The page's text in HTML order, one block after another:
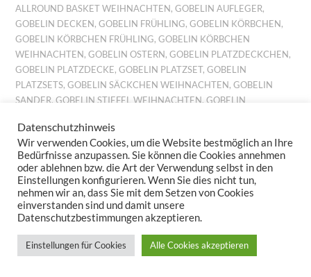
ALLROUND BASKET WEIHNACHTEN ,GOBELIN AUFLEGER,
GOBELIN DECKEN ,GOBELIN FRÜHLING,GOBELIN KÖRBCHEN ,
GOBELIN KÖRBCHEN FRÜHLING,GOBELIN KÖRBCHEN
WEIHNACHTEN ,GOBELIN OSTERN ,GOBELIN PLATZDECKCHEN ,
GOBELIN PLATZDECKE,GOBELIN PLATZSET,GOBELIN
PLATZSETS,GOBELIN SÄCKCHEN WEIHNACHTEN ,GOBELIN
SANDER,GOBELIN STIEFEL WEIHNACHTEN,GOBELIN
GOBELIN TISCHTUCH,GOBELIN TISCHTÜCHER
WEIHNACHTEN , GOBELINKISSEN FRÜHLING,GOBELINKISSEN
HERBST,GOBELINKISSEN SOMMER,GOBELINKISSEN
WEIHNACHTEN,GOBELINLÄUFER,GOBELINLÄUFER HERBST
GOBELINS HERBST,GOBELINSET FRÜHLING,GOBELINSET
HERBST,GOBELINSET OSTERN,GOBELINSET SOMMER
GOBELINSET WEIHNACHTEN,GOBELINSETS HERBST
GOBELINSETS OSTERN,GOBELINSETS SOMMER,
GOBELINTISCHLÄUFER
GOBELINTISCHSET FRÜHLING
Datenschutzhinweis
Wir verwenden Cookies, um die Website bestmöglich an Ihre
Bedürfnisse anzupassen. Sie können die Cookies annehmen
oder ablehnen bzw. die Art der Verwendung selbst in den
Einstellungen konfigurieren. Wenn Sie dies nicht tun,
nehmen wir an, dass Sie mit dem Setzen von Cookies
einverstanden sind und damit unsere
Datenschutzbestimmungen akzeptieren.
Einstellungen für Cookies Alle Cookies akzeptieren